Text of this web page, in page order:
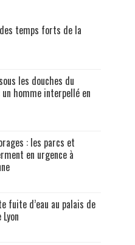
des temps forts de la
les douches du
homme interpellé en
: les parcs et
en urgence à
fuite d’eau au palais de